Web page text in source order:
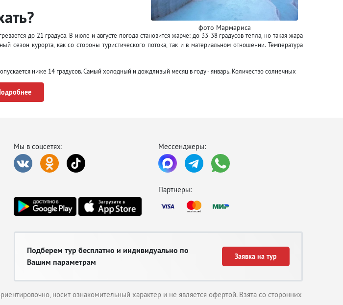
фото Мармариса
до 21 градуса. В июле и августе погода становится жарче: до 33-38 градусов тепла, но такая жара
сезон курорта, как со стороны туристического потока, так и в материальном отношении. Температура
ниже 14 градусов. Самый холодный и дождливый месяц в году - январь. Количество солнечных
Мы в соцсетях: Мессенджеры:
Партнеры:
Подберем тур бесплатно и индивидуально по
Вашим параметрам
Заявка на тур
носит ознакомительный характер и не является офертой. Взята со сторонних